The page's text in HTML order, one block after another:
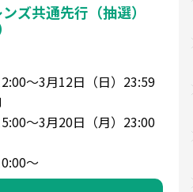
ズ共通先行（抽選）
～3月12日（日）23:59
～3月20日（月）23:00
～